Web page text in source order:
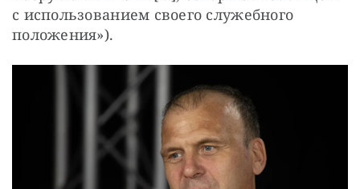
с использованием своего служебного
положения»).